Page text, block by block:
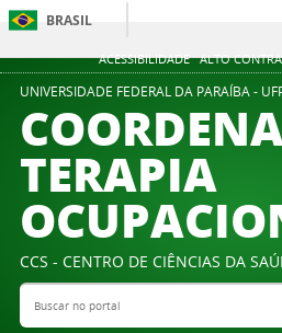
ACESSIBILIDADE ALTO
BRASIL
UNIVERSIDADE FEDERAL DA PARAÍBA -
TERAPIA
CCS - CENTRO DE CIÊNCIAS DA
Buscar no portal